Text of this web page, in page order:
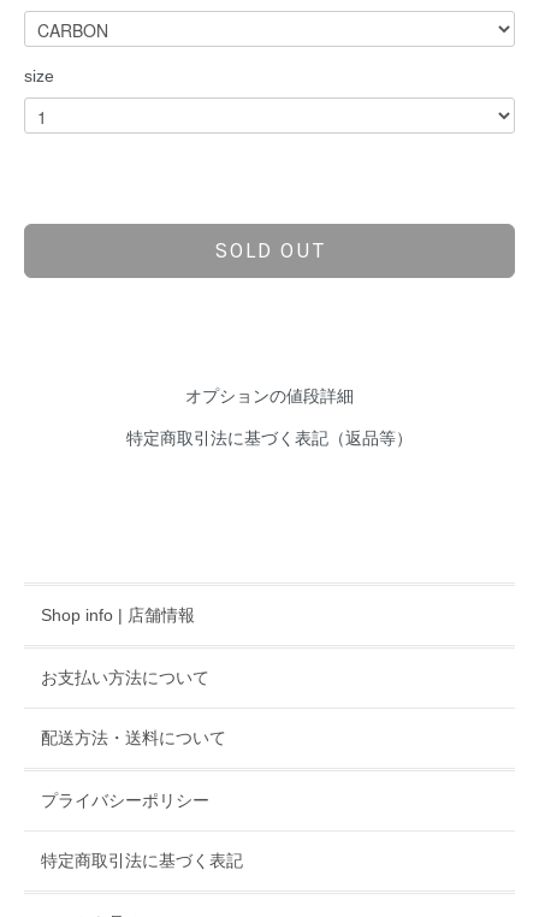
size
SOLD OUT
オプションの値段詳細
特定商取引法に基づく表記（返品等）
Shop info | 店舗情報
お支払い方法について
配送方法・送料について
プライバシーポリシー
特定商取引法に基づく表記